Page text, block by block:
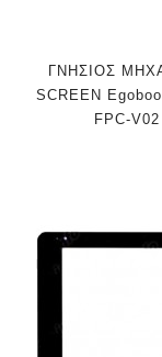
ΓΝΗΣΙΟΣ
SCREEN
FPC-